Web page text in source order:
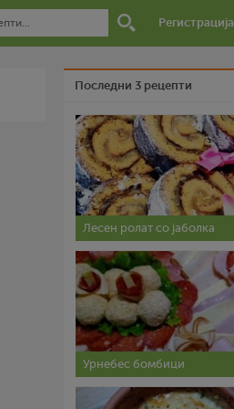
Регистрација
Последни 3 рецепти
Лесен ролат со јаболка
Урнебес бомбици